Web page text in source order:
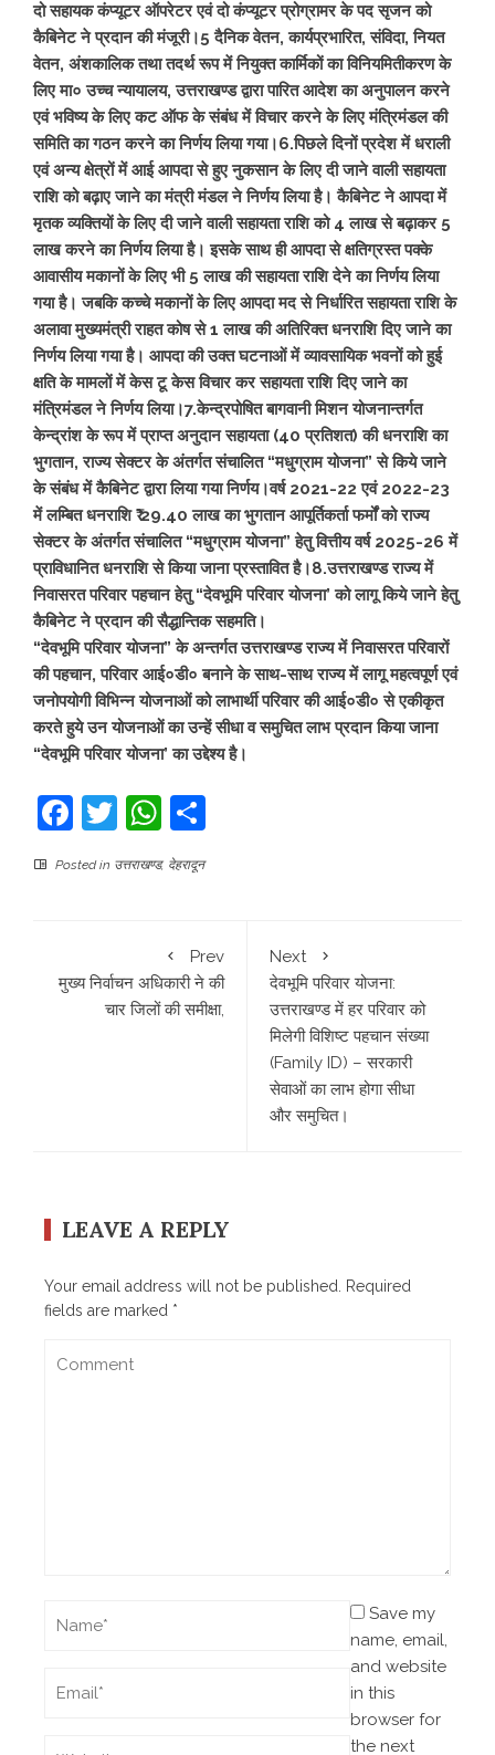
दो सहायक कंप्यूटर ऑपरेटर एवं दो कंप्यूटर प्रोग्रामर के पद सृजन को
कैबिनेट ने प्रदान की मंजूरी।5 दैनिक वेतन, कार्यप्रभारित, संविदा, नियत
वेतन, अंशकालिक तथा तदर्थ रूप में नियुक्त कार्मिकों का विनियमितीकरण के
लिए मा० उच्च न्यायालय, उत्तराखण्ड द्वारा पारित आदेश का अनुपालन करने
एवं भविष्य के लिए कट ऑफ के संबंध में विचार करने के लिए मंत्रिमंडल की
समिति का गठन करने का निर्णय लिया गया।6.पिछले दिनों प्रदेश में धराली
एवं अन्य क्षेत्रों में आई आपदा से हुए नुकसान के लिए दी जाने वाली सहायता
राशि को बढ़ाए जाने का मंत्री मंडल ने निर्णय लिया है। कैबिनेट ने आपदा में
मृतक व्यक्तियों के लिए दी जाने वाली सहायता राशि को 4 लाख से बढ़ाकर 5
लाख करने का निर्णय लिया है। इसके साथ ही आपदा से क्षतिग्रस्त पक्के
आवासीय मकानों के लिए भी 5 लाख की सहायता राशि देने का निर्णय लिया
गया है। जबकि कच्चे मकानों के लिए आपदा मद से निर्धारित सहायता राशि के
अलावा मुख्यमंत्री राहत कोष से 1 लाख की अतिरिक्त धनराशि दिए जाने का
निर्णय लिया गया है। आपदा की उक्त घटनाओं में व्यावसायिक भवनों को हुई
क्षति के मामलों में केस टू केस विचार कर सहायता राशि दिए जाने का
मंत्रिमंडल ने निर्णय लिया।7.केन्द्रपोषित बागवानी मिशन योजनान्तर्गत
केन्द्रांश के रूप में प्राप्त अनुदान सहायता (40 प्रतिशत) की धनराशि का
भुगतान, राज्य सेक्टर के अंतर्गत संचालित “मधुग्राम योजना” से किये जाने
के संबंध में कैबिनेट द्वारा लिया गया निर्णय।वर्ष 2021-22 एवं 2022-23
में लम्बित धनराशि ₹ 29.40 लाख का भुगतान आपूर्तिकर्ता फर्मों को राज्य
सेक्टर के अंतर्गत संचालित “मधुग्राम योजना” हेतु वित्तीय वर्ष 2025-26 में
प्राविधानित धनराशि से किया जाना प्रस्तावित है।8.उत्तराखण्ड राज्य में
निवासरत परिवार पहचान हेतु “देवभूमि परिवार योजना’ को लागू किये जाने हेतु
कैबिनेट ने प्रदान की सैद्धान्तिक सहमति।
“देवभूमि परिवार योजना” के अन्तर्गत उत्तराखण्ड राज्य में निवासरत परिवारों
की पहचान, परिवार आई०डी० बनाने के साथ-साथ राज्य में लागू महत्वपूर्ण एवं
जनोपयोगी विभिन्न योजनाओं को लाभार्थी परिवार की आई०डी० से एकीकृत
करते हुये उन योजनाओं का उन्हें सीधा व समुचित लाभ प्रदान किया जाना
“देवभूमि परिवार योजना’ का उद्देश्य है।
Facebook
TwitterWhatsApp
Posted in उत्तराखण्ड, देहरादून
Prev
मुख्य निर्वाचन अधिकारी ने की
चार जिलों की समीक्षा,
Next
देवभूमि परिवार योजना:
उत्तराखण्ड में हर परिवार को
मिलेगी विशिष्ट पहचान संख्या
(Family ID) – सरकारी
सेवाओं का लाभ होगा सीधा
और समुचित।
LEAVE A REPLY
Your email address will not be published.
Required
fields are marked *
Save my
name, email,
and website
in this
browser for
the next